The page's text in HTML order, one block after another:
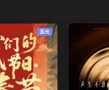
蓝光